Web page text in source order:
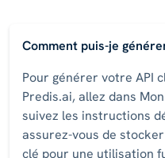
Comment puis-je
Pour générer votre API
Predis.ai, allez dans
suivez les instructions
assurez-vous de
clé pour une utilisation